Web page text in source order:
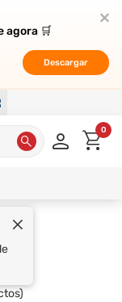
agora 🛒
Descargar
agora 🛒
Descargar
0